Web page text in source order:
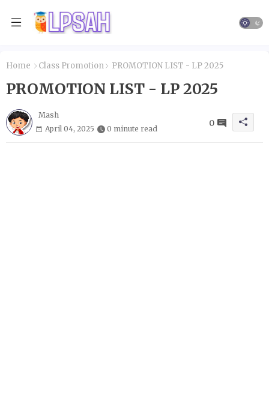
Home Class Promotion PROMOTION LIST - LP 2025
PROMOTION LIST - LP 2025
Mash
April 04, 2025
0 minute read
0